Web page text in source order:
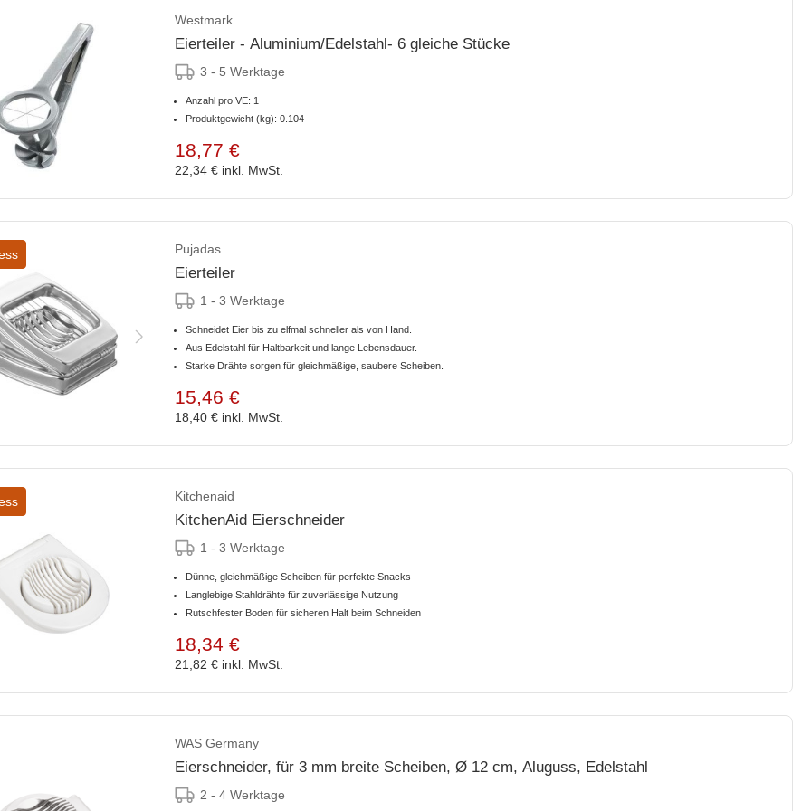
Westmark
Eierteiler - Aluminium/Edelstahl- 6 gleiche Stücke
3 - 5 Werktage
Anzahl pro VE: 1
Produktgewicht (kg): 0.104
18,77 €
22,34 € inkl. MwSt.
Pujadas
Eierteiler
1 - 3 Werktage
Schneidet Eier bis zu elfmal schneller als von Hand.
Aus Edelstahl für Haltbarkeit und lange Lebensdauer.
Starke Drähte sorgen für gleichmäßige, saubere Scheiben.
15,46 €
18,40 € inkl. MwSt.
Kitchenaid
KitchenAid Eierschneider
1 - 3 Werktage
Dünne, gleichmäßige Scheiben für perfekte Snacks
Langlebige Stahldrähte für zuverlässige Nutzung
Rutschfester Boden für sicheren Halt beim Schneiden
18,34 €
21,82 € inkl. MwSt.
WAS Germany
Eierschneider, für 3 mm breite Scheiben, Ø 12 cm, Aluguss, Edelstahl
2 - 4 Werktage